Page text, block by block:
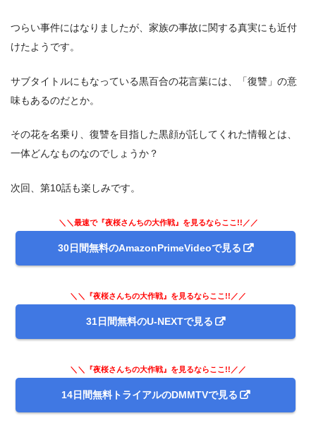
つらい事件にはなりましたが、家族の事故に関する真実にも近付
けたようです。
サブタイトルにもなっている黒百合の花言葉には、「復讐」の意
味もあるのだとか。
その花を名乗り、復讐を目指した黒顔が託してくれた情報とは、
一体どんなものなのでしょうか？
次回、第10話も楽しみです。
＼＼最速で『夜桜さんちの大作戦』を見るならここ!!／／
30日間無料のAmazonPrimeVideoで見る
＼＼『夜桜さんちの大作戦』を見るならここ!!／／
31日間無料のU-NEXTで見る
＼＼『夜桜さんちの大作戦』を見るならここ!!／／
14日間無料トライアルのDMMTVで見る